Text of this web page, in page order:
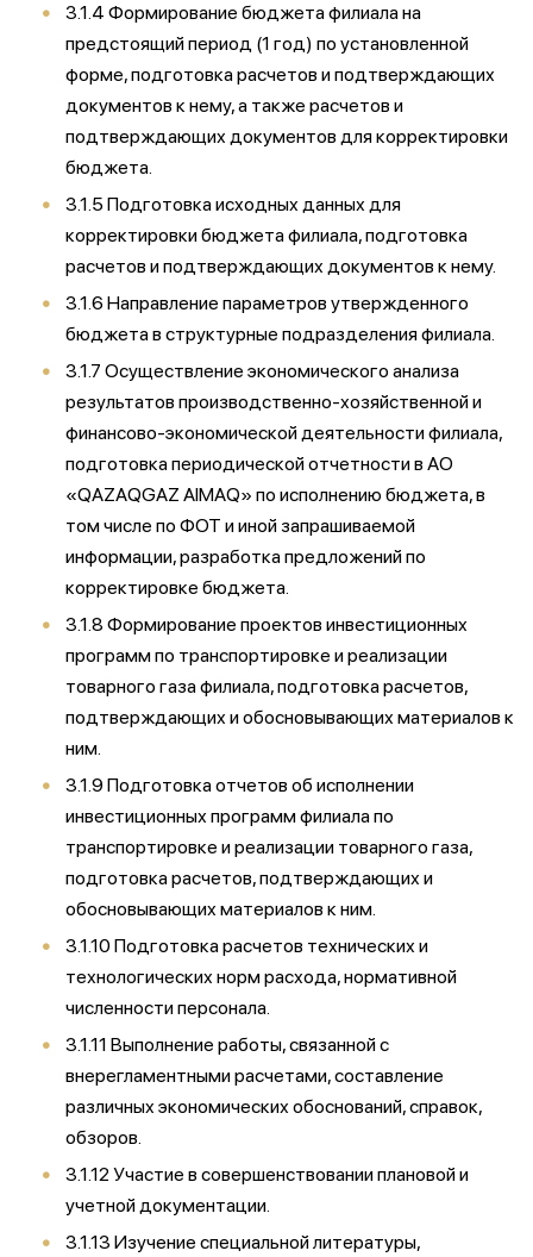
3.1.4 Формирование бюджета филиала на
предстоящий период (1 год) по установленной
форме, подготовка расчетов и подтверждающих
документов к нему, а также расчетов и
подтверждающих документов для корректировки
бюджета.
3.1.5 Подготовка исходных данных для
корректировки бюджета филиала, подготовка
расчетов и подтверждающих документов к нему.
3.1.6 Направление параметров утвержденного
бюджета в структурные подразделения филиала.
3.1.7 Осуществление экономического анализа
результатов производственно-хозяйственной и
финансово-экономической деятельности филиала,
подготовка периодической отчетности в АО
«QAZAQGAZ AIMAQ» по исполнению бюджета, в
том числе по ФОТ и иной запрашиваемой
информации, разработка предложений по
корректировке бюджета.
3.1.8 Формирование проектов инвестиционных
программ по транспортировке и реализации
товарного газа филиала, подготовка расчетов,
подтверждающих и обосновывающих материалов к
ним.
3.1.9 Подготовка отчетов об исполнении
инвестиционных программ филиала по
транспортировке и реализации товарного газа,
подготовка расчетов, подтверждающих и
обосновывающих материалов к ним.
3.1.10 Подготовка расчетов технических и
технологических норм расхода, нормативной
численности персонала.
3.1.11 Выполнение работы, связанной с
внерегламентными расчетами, составление
различных экономических обоснований, справок,
обзоров.
3.1.12 Участие в совершенствовании плановой и
учетной документации.
3.1.13 Изучение специальной литературы,